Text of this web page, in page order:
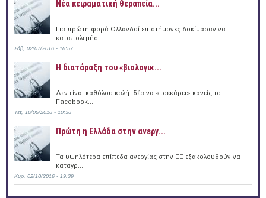
Νέα πειραματική θεραπεία...
Για πρώτη φορά Ολλανδοί επιστήμονες δοκίμασαν να
καταπολεμήσ...
Σάβ, 02/07/2016 - 18:57
Η διατάραξη του «βιολογικ...
Δεν είναι καθόλου καλή ιδέα να «τσεκάρει» κανείς το
Facebook...
Τετ, 16/05/2018 - 10:38
Πρώτη η Ελλάδα στην ανεργ...
Τα υψηλότερα επίπεδα ανεργίας στην ΕΕ εξακολουθούν να
καταγρ...
Κυρ, 02/10/2016 - 19:39